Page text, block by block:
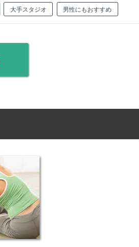
大手スタジオ 男性にもおすすめ